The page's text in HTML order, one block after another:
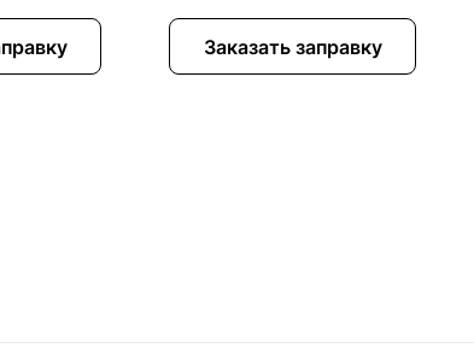
Заказать заправку